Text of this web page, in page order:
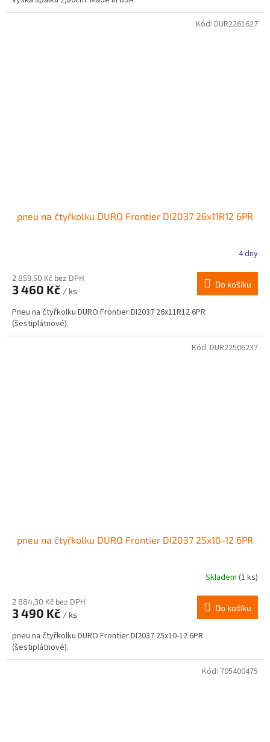
pneu na čtyřkolku DURO Frontier DI2037 26x11R12 6PR
4 dny
2 859,50 Kč bez DPH
3 460 Kč / ks
Do košíku
Pneu na čtyřkolku DURO Frontier DI2037 26x11R12 6PR
(šestiplátnové).
Kód: DUR2261627
pneu na čtyřkolku DURO Frontier DI2037 25x10-12 6PR
Skladem (1 ks)
2 884,30 Kč bez DPH
3 490 Kč / ks
Do košíku
pneu na čtyřkolku DURO Frontier DI2037 25x10-12 6PR
(šestiplátnové).
Kód: DUR22506237
Kód: 705400475